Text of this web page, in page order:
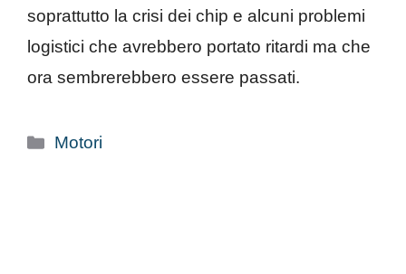
soprattutto la crisi dei chip e alcuni problemi
logistici che avrebbero portato ritardi ma che
ora sembrerebbero essere passati.
Categorie
Motori